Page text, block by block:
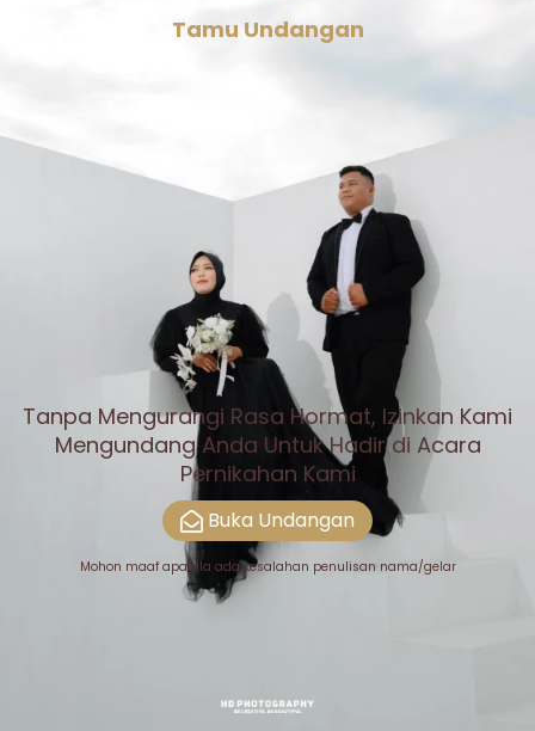
Tamu Undangan
Tanpa Mengurangi Rasa Hormat, Izinkan Kami
Mengundang Anda Untuk Hadir di Acara
Pernikahan Kami
Buka Undangan
Mohon maaf apabila ada kesalahan penulisan nama/gelar
Lili & Ary
27 | 04 | 2025
0
Jam Menit
0
Detik